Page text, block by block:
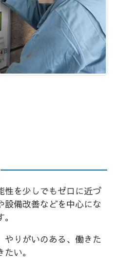
性を少しでもゼロに近づ
設備改善などを中心にな
やりがいのある、働きた
い。